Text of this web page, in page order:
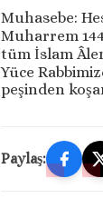
Muhasebe:
Muharrem
tüm İslam
Yüce
peşinden
Paylaş: